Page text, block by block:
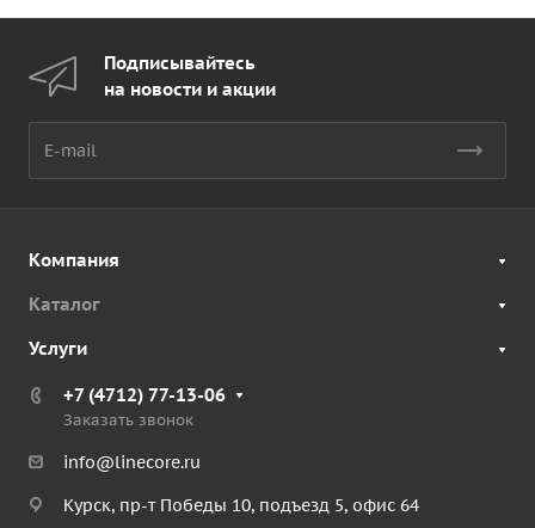
Подписывайтесь
на новости и акции
Компания
Каталог
Услуги
+7 (4712) 77-13-06
Заказать звонок
info@linecore.ru
Курск, пр-т Победы 10, подъезд 5, офис 64